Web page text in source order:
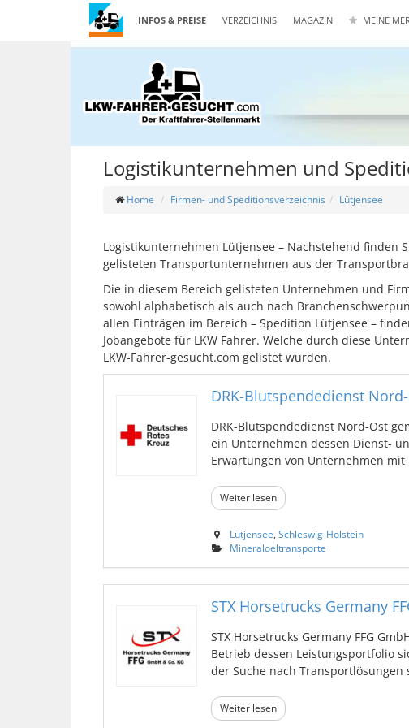
INFOS & PREISE VERZEICHNIS MAGAZIN MEINE
Logistikunternehmen und
Home Firmen- und Speditionsverzeichnis Lütjensee
Logistikunternehmen Lütjensee – Nachstehend finden
gelisteten Transportunternehmen aus der
Die in diesem Bereich gelisteten Unternehmen und
sowohl alphabetisch als auch nach
allen Einträgen im Bereich – Spedition Lütjensee –
Jobangebote für LKW Fahrer. Welche durch diese
LKW-Fahrer-gesucht.com gelistet wurden.
DRK-Blutspendedienst
DRK-Blutspendedienst Nord-Ost
ein Unternehmen dessen Dienst-
Erwartungen von Unternehmen
Weiter lesen
Lütjensee Schleswig-Holstein
Mineraloeltransporte
STX Horsetrucks Germany
STX Horsetrucks Germany FFG
Betrieb dessen Leistungsportfolio
der Suche nach Transportlösungen
Weiter lesen